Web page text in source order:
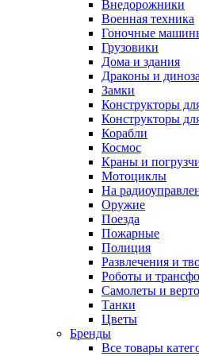
Внедорожники
Военная техника
Гоночные
Грузовики
Дома и здания
Драконы и
Замки
Конструкторы
Конструкторы
Корабли
Космос
Краны и
Мотоциклы
На
Оружие
Поезда
Пожарные
Полиция
Развлечения и
Роботы и
Самолеты и
Танки
Цветы
Бренды
Все товары